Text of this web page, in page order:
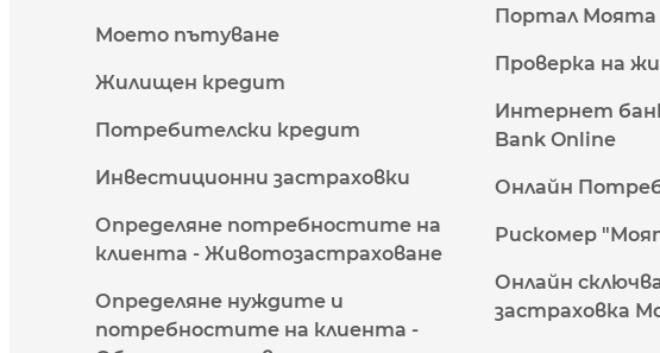
Моето пътуване
Жилищен кредит
Потребителски кредит
Инвестиционни застраховки
Определяне потребностите на
клиента - Животозастраховане
Определяне нуждите и
потребностите на клиента -
Портал Моята
Проверка на
Интернет
Bank Online
Онлайн
Рискомер
Онлайн
застраховка